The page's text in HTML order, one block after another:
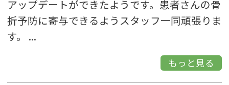
アップデートができたようです。患者さんの骨
折予防に寄与できるようスタッフ一同頑張りま
す。 ...
もっと見る